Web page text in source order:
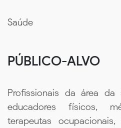
Saúde
PÚBLICO-ALVO
Profissionais da área da
educadores físicos,
terapeutas